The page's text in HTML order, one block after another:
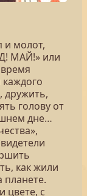
и молот,
МАЙ!» или
дружить,
голову от
дне…
как жили
цвете, с